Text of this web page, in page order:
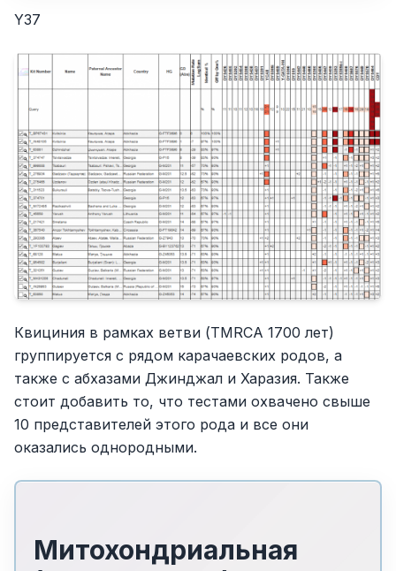
Y37
Квициния в рамках ветви (TMRCA 1700 лет)
группируется с рядом карачаевских родов, а
также с абхазами Джинджал и Харазия. Также
стоит добавить то, что тестами охвачено свыше
10 представителей этого рода и все они
оказались однородными.
Митохондриальная